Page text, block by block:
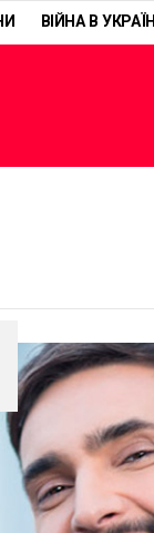
ВІЙНА В УКРАЇНІ